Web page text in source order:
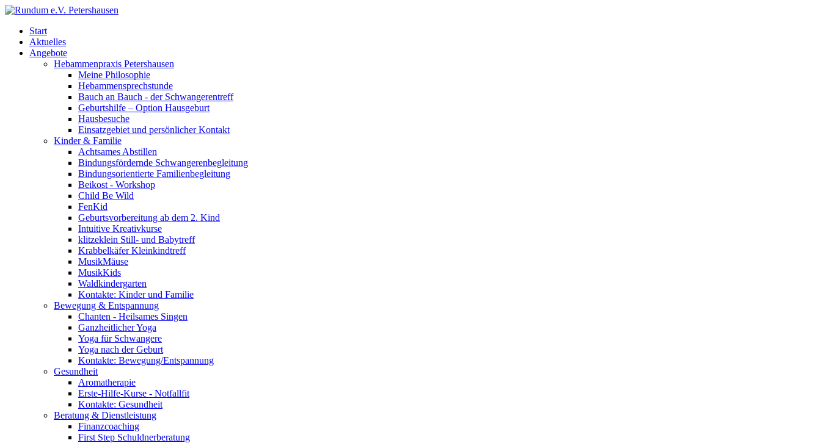
Start
Aktuelles
Angebote
Hebammenpraxis Petershausen
Meine Philosophie
Hebammensprechstunde
Bauch an Bauch - der Schwangerentreff
Geburtshilfe – Option Hausgeburt
Hausbesuche
Einsatzgebiet und persönlicher Kontakt
Kinder & Familie
Achtsames Abstillen
Bindungsfördernde Schwangerenbegleitung
Bindungsorientierte Familienbegleitung
Beikost - Workshop
Child Be Wild
FenKid
Geburtsvorbereitung ab dem 2. Kind
Intuitive Kreativkurse
klitzeklein Still- und Babytreff
Krabbelkäfer Kleinkindtreff
MusikMäuse
MusikKids
Waldkindergarten
Kontakte: Kinder und Familie
Bewegung & Entspannung
Chanten - Heilsames Singen
Ganzheitlicher Yoga
Yoga für Schwangere
Yoga nach der Geburt
Kontakte: Bewegung/Entspannung
Gesundheit
Aromatherapie
Erste-Hilfe-Kurse - Notfallfit
Kontakte: Gesundheit
Beratung & Dienstleistung
Finanzcoaching
First Step Schuldnerberatung